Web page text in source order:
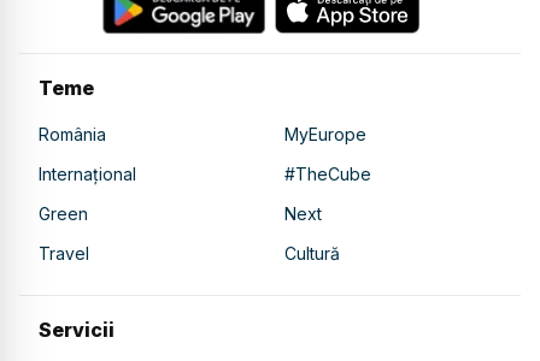
Teme
România
MyEurope
Internațional
#TheCube
Green
Next
Travel
Cultură
Servicii